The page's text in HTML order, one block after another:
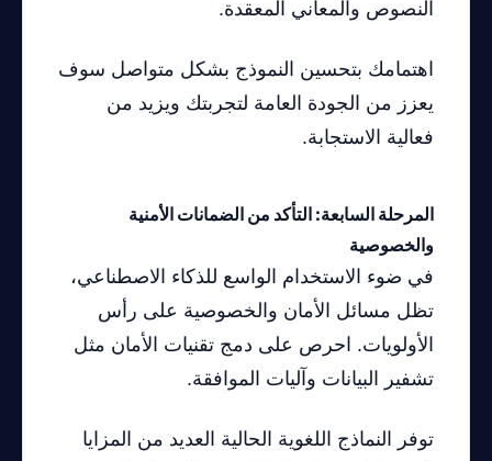
النصوص والمعاني المعقدة.
اهتمامك بتحسين النموذج بشكل متواصل سوف
يعزز من الجودة العامة لتجربتك ويزيد من
فعالية الاستجابة.
المرحلة السابعة: التأكد من الضمانات الأمنية
والخصوصية
في ضوء الاستخدام الواسع للذكاء الاصطناعي،
تظل مسائل الأمان والخصوصية على رأس
الأولويات. احرص على دمج تقنيات الأمان مثل
تشفير البيانات وآليات الموافقة.
توفر النماذج اللغوية الحالية العديد من المزايا